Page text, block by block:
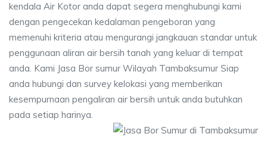
kendala Air Kotor anda dapat segera menghubungi kami
dengan pengecekan kedalaman pengeboran yang
memenuhi kriteria atau mengurangi jangkauan standar untuk
penggunaan aliran air bersih tanah yang keluar di tempat
anda. Kami Jasa Bor sumur Wilayah Tambaksumur Siap
anda hubungi dan survey kelokasi yang memberikan
kesempurnaan pengaliran air bersih untuk anda butuhkan
pada setiap harinya.